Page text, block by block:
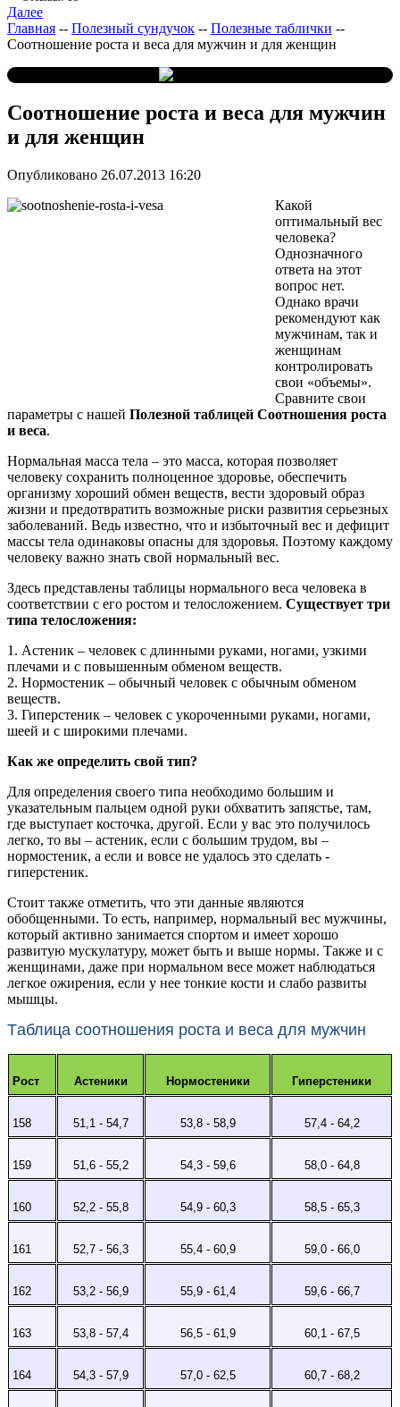
Далее
Главная -- Полезный сундучок -- Полезные таблички --
Соотношение роста и веса для мужчин и для женщин
Соотношение роста и веса для мужчин
и для женщин
Опубликовано 26.07.2013 16:20
Какой
оптимальный вес
человека?
Однозначного
ответа на этот
вопрос нет.
Однако врачи
рекомендуют как
мужчинам, так и
женщинам
контролировать
свои «объемы».
Сравните свои
параметры с нашей Полезной таблицей Соотношения роста
и веса.
Нормальная масса тела – это масса, которая позволяет
человеку сохранить полноценное здоровье, обеспечить
организму хороший обмен веществ, вести здоровый образ
жизни и предотвратить возможные риски развития серьезных
заболеваний. Ведь известно, что и избыточный вес и дефицит
массы тела одинаковы опасны для здоровья. Поэтому каждому
человеку важно знать свой нормальный вес.
Здесь представлены таблицы нормального веса человека в
соответствии с его ростом и телосложением. Существует три
типа телосложения:
1. Астеник – человек с длинными руками, ногами, узкими
плечами и с повышенным обменом веществ.
2. Нормостеник – обычный человек с обычным обменом
веществ.
3. Гиперстеник – человек с укороченными руками, ногами,
шеей и с широкими плечами.
Как же определить свой тип?
Для определения своего типа необходимо большим и
указательным пальцем одной руки обхватить запястье, там,
где выступает косточка, другой. Если у вас это получилось
легко, то вы – астеник, если с большим трудом, вы –
нормостеник, а если и вовсе не удалось это сделать -
гиперстеник.
Стоит также отметить, что эти данные являются
обобщенными. То есть, например, нормальный вес мужчины,
который активно занимается спортом и имеет хорошо
развитую мускулатуру, может быть и выше нормы. Также и с
женщинами, даже при нормальном весе может наблюдаться
легкое ожирения, если у нее тонкие кости и слабо развиты
мышцы.
Тaблицa cooтнoшeния pocтa и вeca для мужчин
Рост Астеники Нормостеники Гиперстеники
158 51,1 - 54,7 53,8 - 58,9 57,4 - 64,2
159 51,6 - 55,2 54,3 - 59,6 58,0 - 64,8
160 52,2 - 55,8 54,9 - 60,3 58,5 - 65,3
161 52,7 - 56,3 55,4 - 60,9 59,0 - 66,0
162 53,2 - 56,9 55,9 - 61,4 59,6 - 66,7
163 53,8 - 57,4 56,5 - 61,9 60,1 - 67,5
164 54,3 - 57,9 57,0 - 62,5 60,7 - 68,2